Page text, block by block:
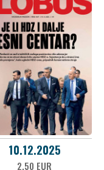
10.12.2025
2.50 EUR